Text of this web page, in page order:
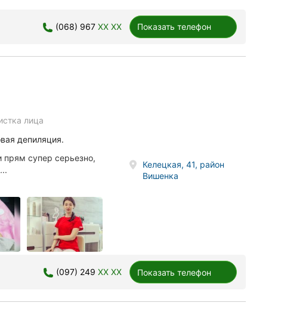
(068) 967 XX XX Показать телефон
лица
депиляция.
прям супер серьезно,
Келецкая, 41, район
Вишенка
(097) 249 XX XX Показать телефон